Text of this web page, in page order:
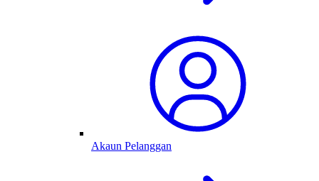
Akaun Pelanggan